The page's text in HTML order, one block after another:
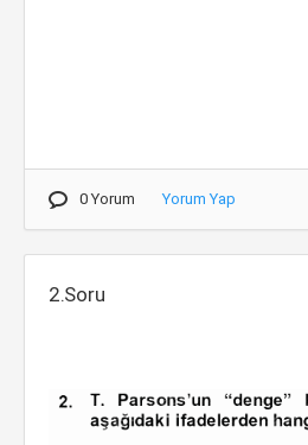
0 Yorum Yorum Yap
2.Soru